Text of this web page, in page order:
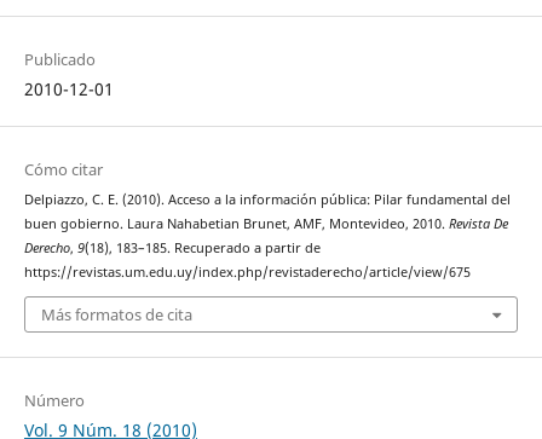
Publicado
2010-12-01
Cómo citar
Delpiazzo, C. E. (2010). Acceso a la información pública: Pilar fundamental del
buen gobierno. Laura Nahabetian Brunet, AMF, Montevideo, 2010. Revista De
Derecho, 9(18), 183–185. Recuperado a partir de
https://revistas.um.edu.uy/index.php/revistaderecho/article/view/675
Más formatos de cita
Número
Vol. 9 Núm. 18 (2010)